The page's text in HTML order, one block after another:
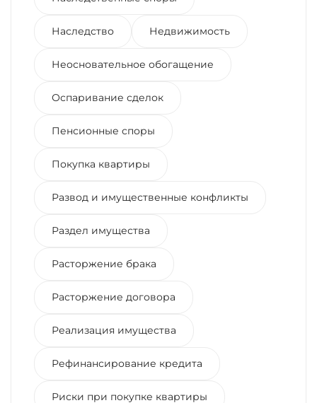
Наследство Недвижимость
Неосновательное обогащение
Оспаривание сделок
Пенсионные споры
Покупка квартиры
Развод и имущественные конфликты
Раздел имущества
Расторжение брака
Расторжение договора
Реализация имущества
Рефинансирование кредита
Риски при покупке квартиры